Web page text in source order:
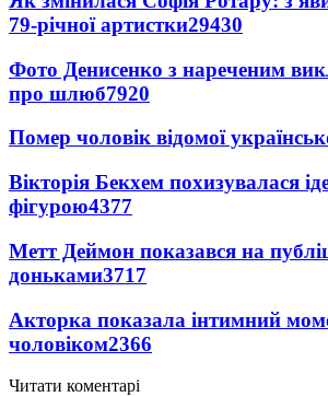
79-річної артистки29430
Фото Денисенко з нареченим
про шлюб7920
Помер чоловік відомої
Вікторія Бекхем похизувалася
фігурою4377
Метт Деймон показався на
доньками3717
Акторка показала інтимний
чоловіком2366
Читати коментарі